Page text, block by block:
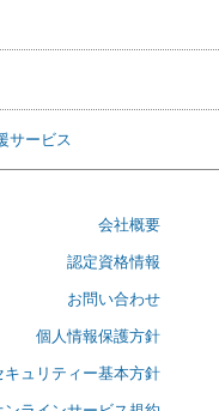
サービス
会社概要
認定資格情報
お問い合わせ
個人情報保護方針
キュリティー基本方針